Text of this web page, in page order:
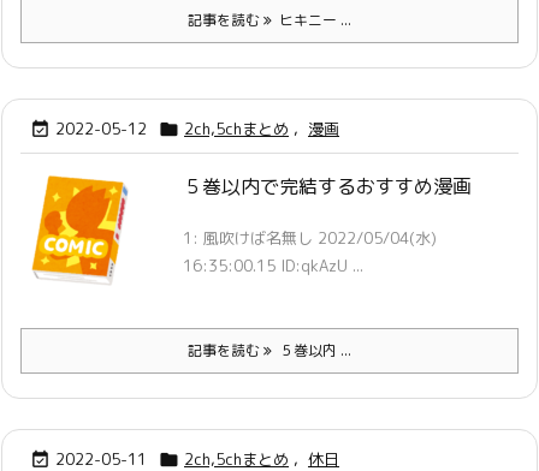
記事を読む ヒキニー ...
 2022-05-12  2ch,5chまとめ , 漫画
５巻以内で完結するおすすめ漫画
1: 風吹けば名無し 2022/05/04(水)
16:35:00.15 ID:qkAzU ...
記事を読む ５巻以内 ...
 2022-05-11  2ch,5chまとめ , 休日